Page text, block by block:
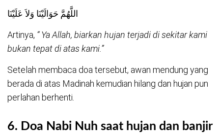
اللَّهُمَّ حَوَالَيْنَا وَلاَ عَلَيْنَا
Artinya, “ Ya Allah, biarkan hujan terjadi di sekitar kami
bukan tepat di atas kami.”
Setelah membaca doa tersebut, awan mendung yang
berada di atas Madinah kemudian hilang dan hujan pun
perlahan berhenti.
6. Doa Nabi Nuh saat hujan dan banjir